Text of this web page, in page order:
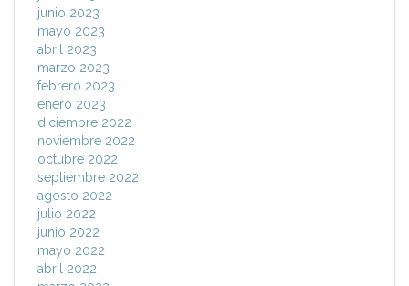
junio 2023
mayo 2023
abril 2023
marzo 2023
febrero 2023
enero 2023
diciembre 2022
noviembre 2022
octubre 2022
septiembre 2022
agosto 2022
julio 2022
junio 2022
mayo 2022
abril 2022